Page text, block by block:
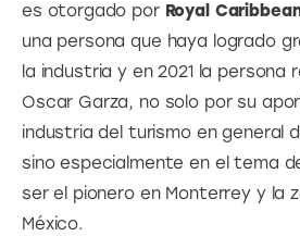
es otorgado por Royal
una persona que haya logrado
la industria y en 2021 la persona
Oscar Garza, no solo por su
industria del turismo en general
sino especialmente en el tema
ser el pionero en Monterrey y la
México.